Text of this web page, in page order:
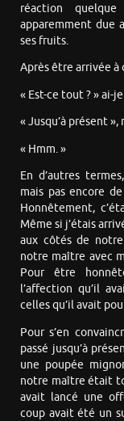
réaction
apparemment due
ses fruits.
Après être arrivée
« Est-ce tout ? » ai-
« Jusqu’à présent
« Hmm. »
En d’autres
mais pas encore
Honnêtement,
Même si j’étais
aux côtés de
notre maître avec
Pour être
l’affection qu’il
celles qu’il avait
Pour s’en
passé jusqu’à
une poupée
notre maître était
avait lancé une
coup avait été un